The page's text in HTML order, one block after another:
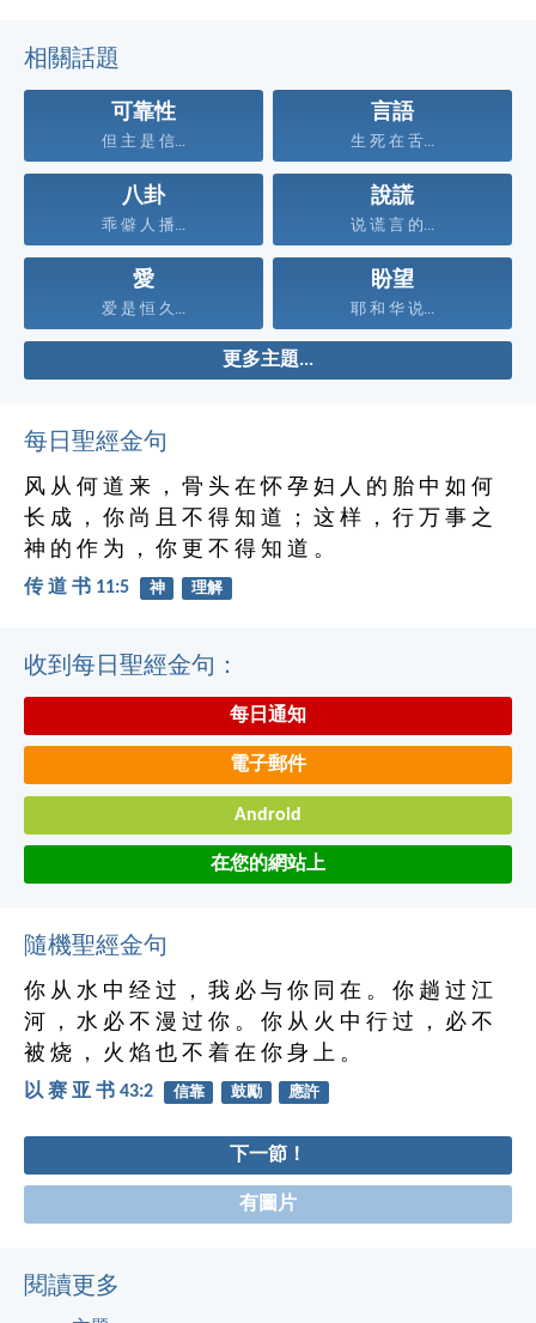
相關話題
可靠性
但 主 是 信...
言語
生 死 在 舌...
八卦
乖 僻 人 播...
說謊
说 谎 言 的...
愛
爱 是 恒 久...
盼望
耶 和 华 说...
更多主題...
每日聖經金句
风 从 何 道 来 ， 骨 头 在 怀 孕 妇 人 的 胎 中 如 何
长 成 ， 你 尚 且 不 得 知 道 ； 这 样 ， 行 万 事 之
神 的 作 为 ， 你 更 不 得 知 道 。
传 道 书 11:5 神 理解
收到每日聖經金句：
每日通知
電子郵件
Android
在您的網站上
隨機聖經金句
你 从 水 中 经 过 ， 我 必 与 你 同 在 。 你 趟 过 江
河 ， 水 必 不 漫 过 你 。 你 从 火 中 行 过 ， 必 不
被 烧 ， 火 焰 也 不 着 在 你 身 上 。
以 赛 亚 书 43:2 信靠 鼓勵 應許
下一節！
有圖片
閱讀更多